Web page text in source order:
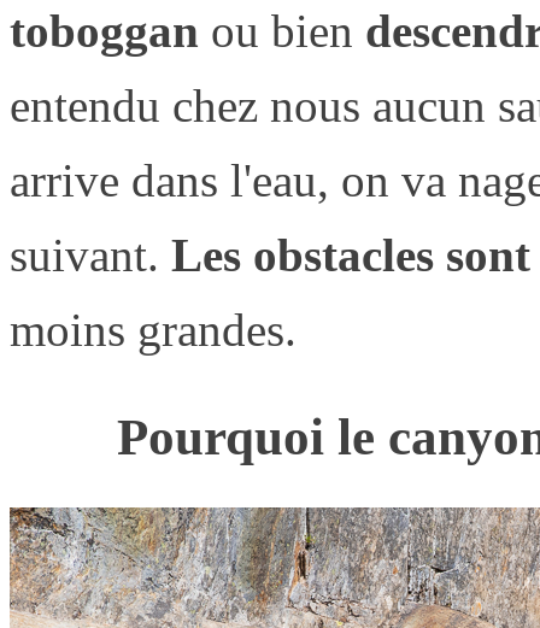
toboggan ou bien
entendu chez nous aucun
arrive dans l'eau, on va
suivant. Les obstacles
moins grandes.
Pourquoi le